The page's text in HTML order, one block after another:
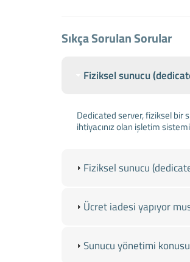
Sıkça Sorulan Sorular
Fiziksel sunucu
Dedicated server, fiziksel bir
ihtiyacınız olan işletim
Fiziksel sunucu
Ücret iadesi yapıyor
Sunucu yönetimi